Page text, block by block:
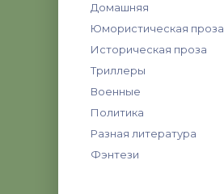
Домашняя
Юмористическая проза
Историческая проза
Триллеры
Военные
Политика
Разная литература
Фэнтези